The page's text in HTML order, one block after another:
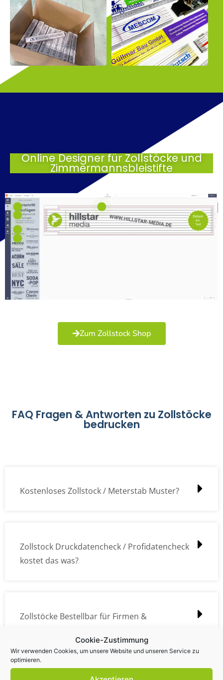
Cookie-Zustimmung
Wir verwenden Cookies, um unsere Website und unseren Service zu
optimieren.
Online Designer für Zollstöcke und
Zimmermannsbleistifte
Zum Zollstock Shop
FAQ Fragen & Antworten zu Zollstöcke
bedrucken
Kostenloses Zollstock / Meterstab Muster?
Zollstock Druckdatencheck / Profidatencheck
kostet das was?
Zollstöcke Bestellbar für Firmen &